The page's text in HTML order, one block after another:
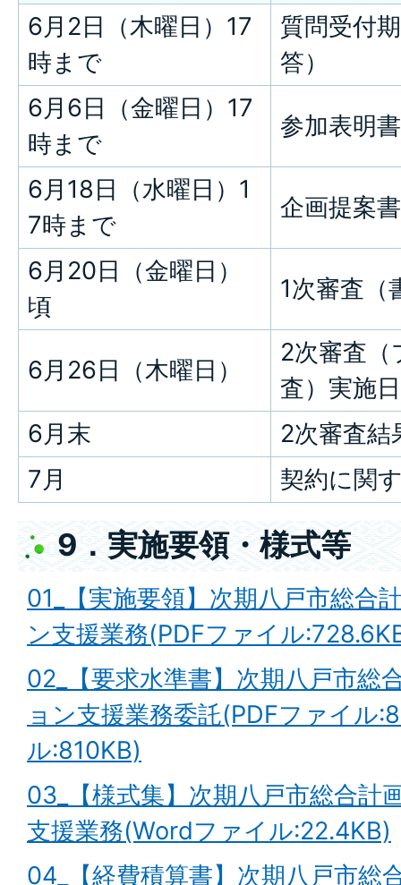
6月2日（木曜日）17
時まで
質問受付
答）
6月6日（金曜日）17
時まで
参加表明
6月18日（水曜日）1
7時まで
企画提案
6月20日（金曜日）
頃
1次審査（
6月26日（木曜日）
2次審査
査）実施日
6月末
2次審査結
7月
契約に関
9．実施要領・様式等
01_【実施要領】次期八戸市総合
ン支援業務(PDFファイル
02_【要求水準書】次期八戸市総
ョン支援業務委託(PDFファイル
ル:810KB)
03_【様式集】次期八戸市総合計
支援業務(Wordファイル:22.4KB)
04_【経費積算書】次期八戸市総